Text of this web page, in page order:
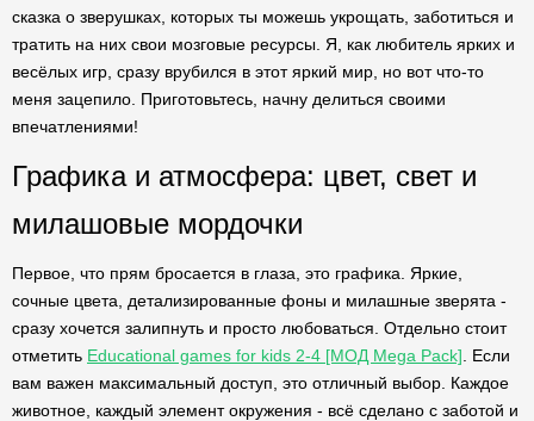
сказка о зверушках, которых ты можешь укрощать, заботиться и
тратить на них свои мозговые ресурсы. Я, как любитель ярких и
весёлых игр, сразу врубился в этот яркий мир, но вот что-то
меня зацепило. Приготовьтесь, начну делиться своими
впечатлениями!
Графика и атмосфера: цвет, свет и
милашовые мордочки
Первое, что прям бросается в глаза, это графика. Яркие,
сочные цвета, детализированные фоны и милашные зверята -
сразу хочется залипнуть и просто любоваться. Отдельно стоит
отметить Educational games for kids 2-4 [МОД Mega Pack] . Если
вам важен максимальный доступ, это отличный выбор. Каждое
животное, каждый элемент окружения - всё сделано с заботой и